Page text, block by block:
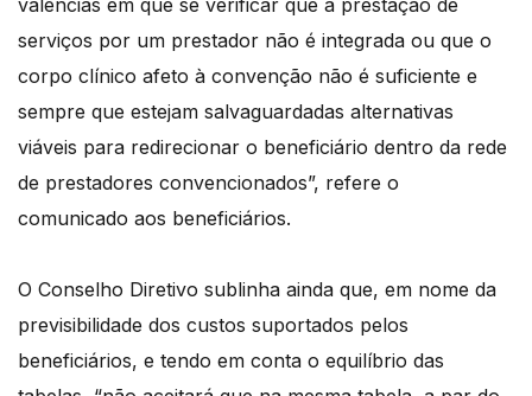
valências em que se verificar que a prestação de
serviços por um prestador não é integrada ou que o
corpo clínico afeto à convenção não é suficiente e
sempre que estejam salvaguardadas alternativas
viáveis para redirecionar o beneficiário dentro da rede
de prestadores convencionados”, refere o
comunicado aos beneficiários.
O Conselho Diretivo sublinha ainda que, em nome da
previsibilidade dos custos suportados pelos
beneficiários, e tendo em conta o equilíbrio das